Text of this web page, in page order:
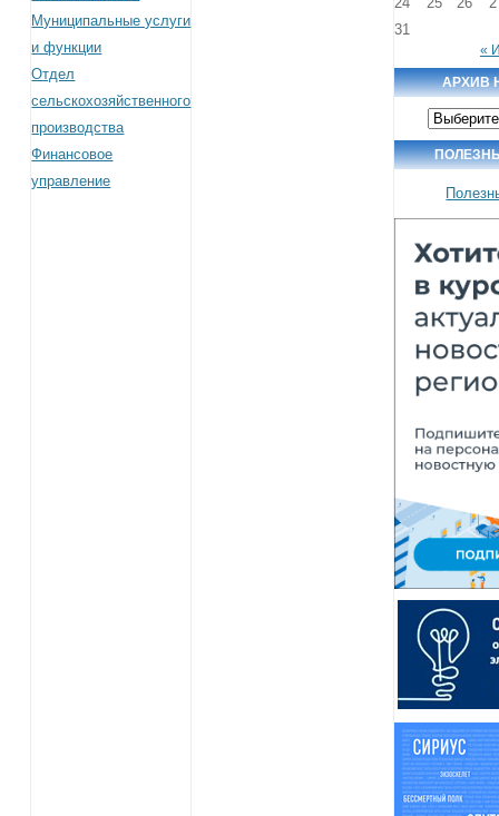
Муниципальные услуги
и функции
Отдел
сельскохозяйственного
производства
Финансовое
управление
31
«
АРХИВ
Архив
новостей